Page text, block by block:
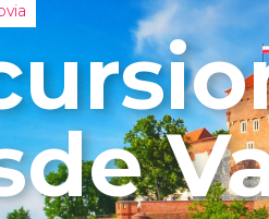
Reino
Turquía